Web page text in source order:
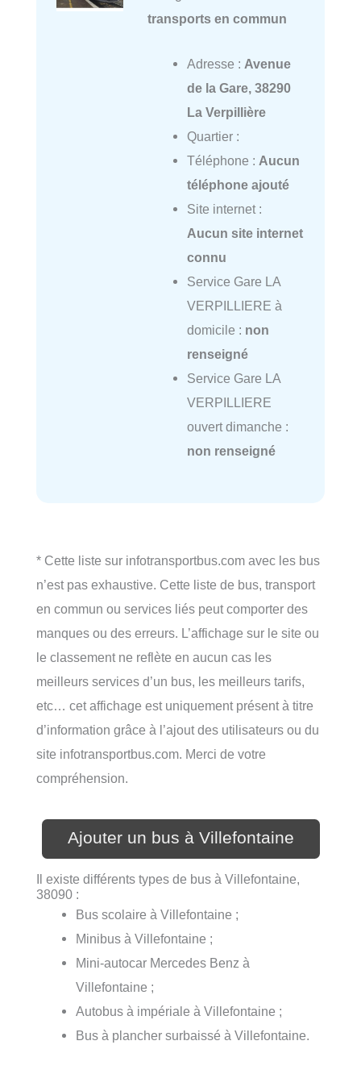
transports en commun
Adresse : Avenue
de la Gare, 38290
La Verpillière
Quartier :
Téléphone : Aucun
téléphone ajouté
Site internet :
Aucun site internet
connu
Service Gare LA
VERPILLIERE à
domicile : non
renseigné
Service Gare LA
VERPILLIERE
ouvert dimanche :
non renseigné
* Cette liste sur infotransportbus.com avec les bus
n’est pas exhaustive. Cette liste de bus, transport
en commun ou services liés peut comporter des
manques ou des erreurs. L’affichage sur le site ou
le classement ne reflète en aucun cas les
meilleurs services d’un bus, les meilleurs tarifs,
etc… cet affichage est uniquement présent à titre
d’information grâce à l’ajout des utilisateurs ou du
site infotransportbus.com. Merci de votre
compréhension.
Ajouter un bus à Villefontaine
Il existe différents types de bus à Villefontaine,
38090 :
Bus scolaire à Villefontaine ;
Minibus à Villefontaine ;
Mini-autocar Mercedes Benz à
Villefontaine ;
Autobus à impériale à Villefontaine ;
Bus à plancher surbaissé à Villefontaine.